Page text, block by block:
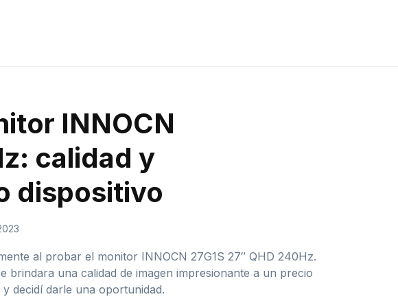
INNOCN
calidad y
dispositivo
al probar el monitor INNOCN 27G1S 27″ QHD 240Hz.
brindara una calidad de imagen impresionante a un precio
decidí darle una oportunidad.